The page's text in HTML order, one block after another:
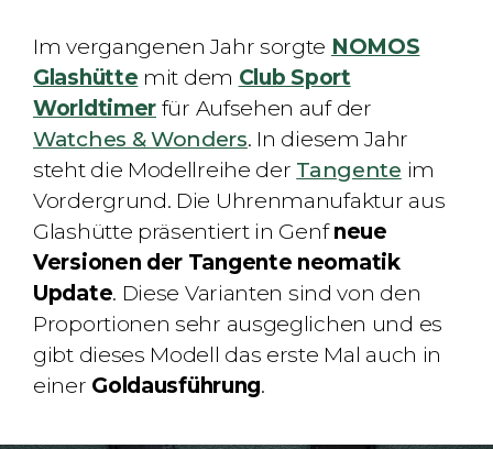
Im vergangenen Jahr sorgte NOMOS
Glashütte mit dem Club Sport
Worldtimer für Aufsehen auf der
Watches & Wonders. In diesem Jahr
steht die Modellreihe der Tangente im
Vordergrund. Die Uhrenmanufaktur aus
Glashütte präsentiert in Genfneue
Versionen der Tangente neomatik
Update. Diese Varianten sind von den
Proportionen sehr ausgeglichen und es
gibt dieses Modell das erste Mal auch in
einer Goldausführung.